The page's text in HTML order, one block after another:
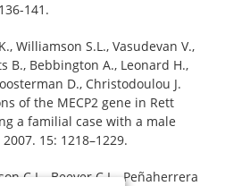
141.
Williamson S.L., Vasudevan V.,
B., Bebbington A., Leonard H.,
D., Christodoulou J.
of the MECP2 gene in Rett
a familial case with a male
15: 1218–1229.
C.L., Beever C.L., Peñaherrera